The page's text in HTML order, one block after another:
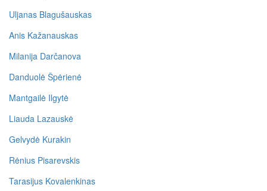
Uljanas Blagušauskas
Anis Kažanauskas
Milanija Darčanova
Danduolė Špėrienė
Mantgailė Ilgytė
Liauda Lazauskė
Gelvydė Kurakin
Rėnius Pisarevskis
Tarasijus Kovalenkinas